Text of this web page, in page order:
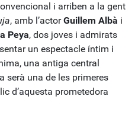
i arriben a la gent
, amb l’actorGuillem Albà i
Peya, dos joves i admirats
un espectacle íntim i
una antiga central
serà una de les primeres
d’aquesta prometedora